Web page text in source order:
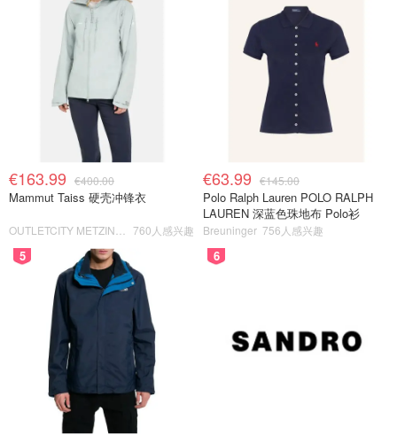
€163.99 €400.00
Mammut Taiss 硬壳冲锋衣
760人感兴趣
€63.99 €145.00
Polo Ralph Lauren POLO RALPH
LAUREN 深蓝色珠地布 Polo衫
Breuninger 756人感兴趣
5 6